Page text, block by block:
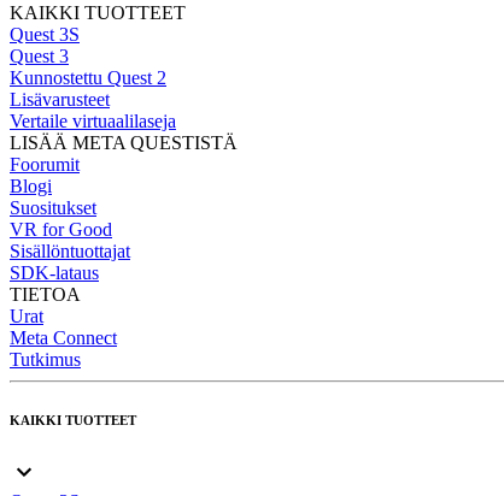
KAIKKI TUOTTEET
Quest 3S
Quest 3
Kunnostettu Quest 2
Lisävarusteet
Vertaile virtuaalilaseja
LISÄÄ META QUESTISTÄ
Foorumit
Blogi
Suositukset
VR for Good
Sisällöntuottajat
SDK-lataus
TIETOA
Urat
Meta Connect
Tutkimus
KAIKKI TUOTTEET